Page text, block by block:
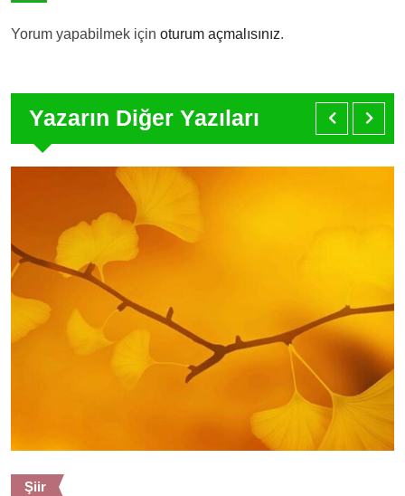
Yorum yapabilmek için oturum açmalısınız.
Yazarın Diğer Yazıları
Şiir